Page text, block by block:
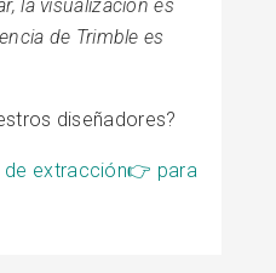
la visualización es
de Trimble es
diseñadores?
extracción👉 para